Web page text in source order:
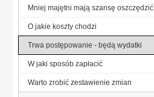
Mniej majętni mają szansę oszczędzić
O jakie koszty chodzi
Trwa postępowanie - będą wydatki
W jaki sposób zapłacić
Warto zrobić zestawienie zmian